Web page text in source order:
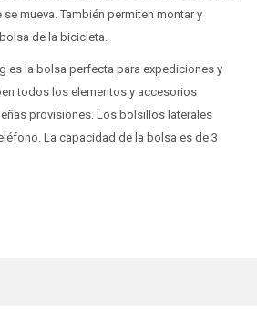
mueva. También permiten montar y
de la bicicleta.
es la bolsa perfecta para expediciones y
todos los elementos y accesorios
provisiones. Los bolsillos laterales
La capacidad de la bolsa es de 3